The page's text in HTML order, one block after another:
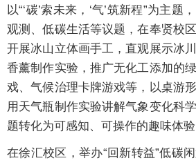
以“‘碳’索未来，‘气’筑新程”为主题
观测、低碳生活等议题，在奉贤校
开展冰山立体画手工，直观展示冰
香薰制作实验，推广无化工添加的
戏、气候治理卡牌游戏等，以桌游
用天气瓶制作实验讲解气象变化科
题转化为可感知、可操作的趣味体验
在徐汇校区，举办“回新转益”低碳